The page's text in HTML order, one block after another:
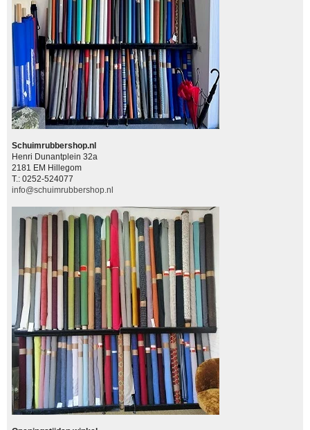
Schuimrubbershop.nl
Henri Dunantplein 32a
2181 EM Hillegom
T.: 0252-524077
info@schuimrubbershop.nl